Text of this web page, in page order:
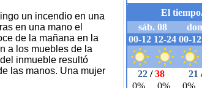
un incendio en una
en una mano el
de la mañana en la
a los muebles de la
inmueble resultó
las manos. Una mujer